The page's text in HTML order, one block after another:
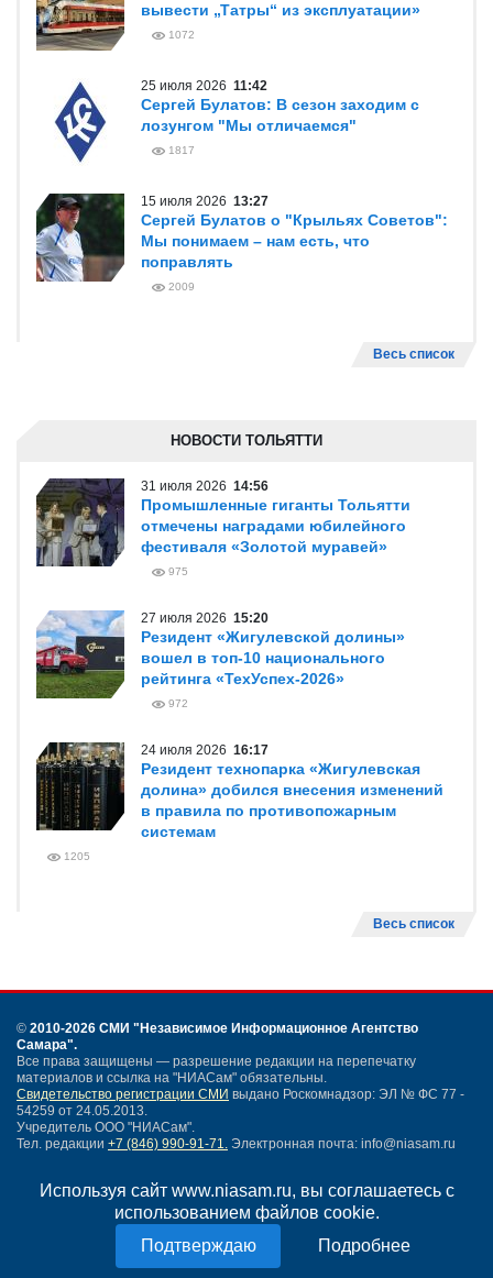
Используя сайт www.niasam.ru, вы соглашаетесь с
использованием файлов cookie.
Подробнее
вывести „Татры“ из эксплуатации»
1072
25 июля 2026 11:42
Сергей Булатов: В сезон заходим с
лозунгом "Мы отличаемся"
1817
15 июля 2026 13:27
Сергей Булатов о "Крыльях Советов":
Мы понимаем – нам есть, что
поправлять
2009
Весь список
НОВОСТИ ТОЛЬЯТТИ
31 июля 2026 14:56
Промышленные гиганты Тольятти
отмечены наградами юбилейного
фестиваля «Золотой муравей»
975
27 июля 2026 15:20
Резидент «Жигулевской долины»
вошел в топ-10 национального
рейтинга «ТехУспех-2026»
972
24 июля 2026 16:17
Резидент технопарка «Жигулевская
долина» добился внесения изменений
в правила по противопожарным
системам
1205
Весь список
© 2010-2026 СМИ "Независимое Информационное Агентство
Самара".
Все права защищены — разрешение редакции на перепечатку
материалов и ссылка на "НИАСам" обязательны.
Свидетельство регистрации СМИ выдано Роскомнадзор: ЭЛ № ФС 77 -
54259 от 24.05.2013.
Учредитель ООО "НИАСам".
Тел. редакции +7 (846) 990-91-71. Электронная почта: info@niasam.ru
Карта сайта
Нашли ошибку?
Политика конфиденциальности
Согласие на обработку персональных данных